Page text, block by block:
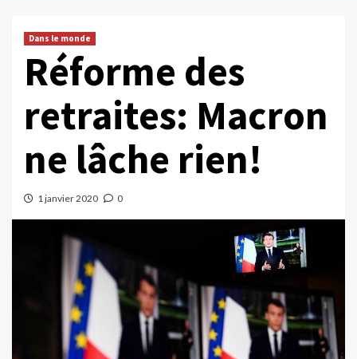
Dans le monde
Réforme des
retraites: Macron
ne lâche rien!
1 janvier 2020 0